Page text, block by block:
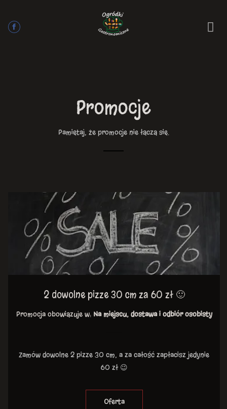
Promocje
Pamiętaj, że promocje nie łączą się.
2 dowolne pizze 30 cm za 60 zł 🙂
Promocja obowiązuje w: Na miejscu, dostawa i odbiór osobisty
Zamów dowolne 2 pizze 30 cm, a za całość zapłacisz jedynie
60 zł 😉
Oferta